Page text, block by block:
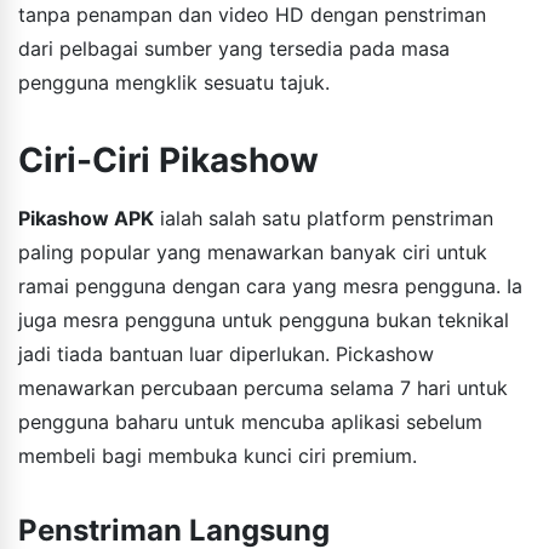
tanpa penampan dan video HD dengan penstriman
dari pelbagai sumber yang tersedia pada masa
pengguna mengklik sesuatu tajuk.
Ciri-Ciri Pikashow
Pikashow APK ialah salah satu platform penstriman
paling popular yang menawarkan banyak ciri untuk
ramai pengguna dengan cara yang mesra pengguna. Ia
juga mesra pengguna untuk pengguna bukan teknikal
jadi tiada bantuan luar diperlukan. Pickashow
menawarkan percubaan percuma selama 7 hari untuk
pengguna baharu untuk mencuba aplikasi sebelum
membeli bagi membuka kunci ciri premium.
Penstriman Langsung